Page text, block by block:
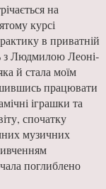
на
курсі
в приватній
з Людмилою Леоні­
й стала моїм
працювати
іграшки та
спо­чатку
музичних
поглиблено